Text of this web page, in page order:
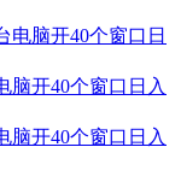
脑开40个窗口日入
脑开40个窗口日入